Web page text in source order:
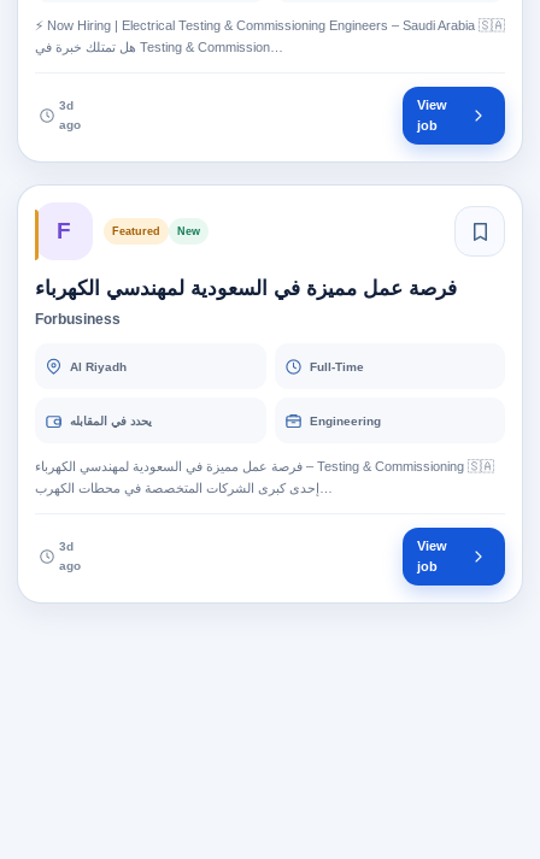
⚡ Now Hiring | Electrical Testing & Commissioning Engineers – Saudi Arabia 🇸🇦
هل تمتلك خبرة في Testing & Commission…
3d
ago
View
job
F Featured New
فرصة عمل مميزة في السعودية لمهندسي الكهرباء
Forbusiness
Al Riyadh Full-Time
يحدد في المقابله Engineering
فرصة عمل مميزة في السعودية لمهندسي الكهرباء – Testing & Commissioning 🇸🇦
3d
ago
View
job